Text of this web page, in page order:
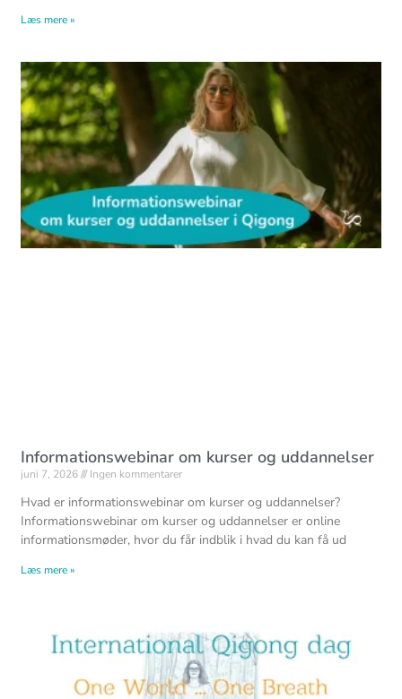
Læs mere »
Informationswebinar om kurser og uddannelser
juni 7, 2026 Ingen kommentarer
Hvad er informationswebinar om kurser og uddannelser?
Informationswebinar om kurser og uddannelser er online
informationsmøder, hvor du får indblik i hvad du kan få ud
Læs mere »